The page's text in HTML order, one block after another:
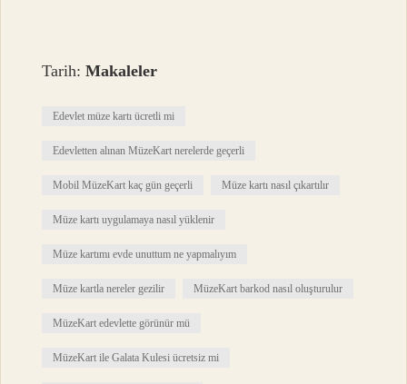
Tarih:Makaleler
Edevlet müze kartı ücretli mi
Edevletten alınan MüzeKart nerelerde geçerli
Mobil MüzeKart kaç gün geçerli Müze kartı nasıl çıkartılır
Müze kartı uygulamaya nasıl yüklenir
Müze kartımı evde unuttum ne yapmalıyım
Müze kartla nereler gezilir MüzeKart barkod nasıl oluşturulur
MüzeKart edevlette görünür mü
MüzeKart ile Galata Kulesi ücretsiz mi